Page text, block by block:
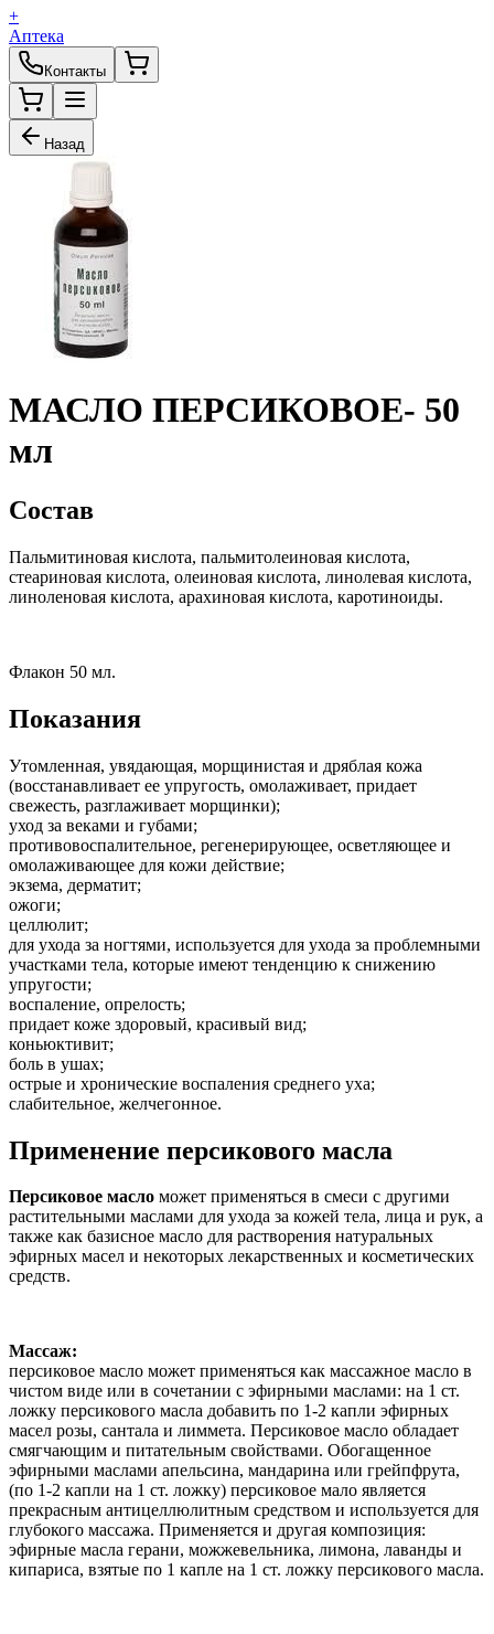
+
Аптека
Контакты
Назад
МАСЛО ПЕРСИКОВОЕ- 50
мл
Состав
Пальмитиновая кислота, пальмитолеиновая кислота,
стеариновая кислота, олеиновая кислота, линолевая кислота,
линоленовая кислота, арахиновая кислота, каротиноиды.
Флакон 50 мл.
Показания
Утомленная, увядающая, морщинистая и дряблая кожа
(восстанавливает ее упругость, омолаживает, придает
свежесть, разглаживает морщинки);
уход за веками и губами;
противовоспалительное, регенерирующее, осветляющее и
омолаживающее для кожи действие;
экзема, дерматит;
ожоги;
целлюлит;
для ухода за ногтями, используется для ухода за проблемными
участками тела, которые имеют тенденцию к снижению
упругости;
воспаление, опрелость;
придает коже здоровый, красивый вид;
коньюктивит;
боль в ушах;
острые и хронические воспаления среднего уха;
слабительное, желчегонное.
Применение персикового масла
Персиковое масло может применяться в смеси с другими
растительными маслами для ухода за кожей тела, лица и рук, а
также как базисное масло для растворения натуральных
эфирных масел и некоторых лекарственных и косметических
средств.
Массаж:
персиковое масло может применяться как массажное масло в
чистом виде или в сочетании с эфирными маслами: на 1 ст.
ложку персикового масла добавить по 1-2 капли эфирных
масел розы, сантала и лиммета. Персиковое масло обладает
смягчающим и питательным свойствами. Обогащенное
эфирными маслами апельсина, мандарина или грейпфрута,
(по 1-2 капли на 1 ст. ложку) персиковое мало является
прекрасным антицеллюлитным средством и используется для
глубокого массажа. Применяется и другая композиция:
эфирные масла герани, можжевельника, лимона, лаванды и
кипариса, взятые по 1 капле на 1 ст. ложку персикового масла.